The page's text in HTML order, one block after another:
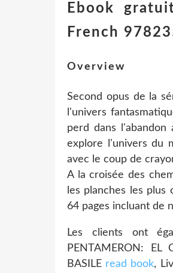
Ebook
French
Overview
Second opus de la
l'univers
perd dans l'abandon
explore l'univers du
avec le coup de
A la croisée des
les planches les
64 pages incluant de
Les clients ont
PENTAMERON: EL
BASILE read book,